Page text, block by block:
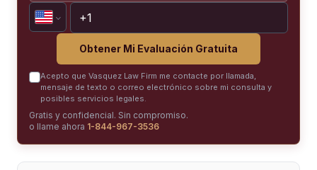
Obtener Mi Evaluación Gratuita
Acepto que Vasquez Law Firm me contacte por llamada,
mensaje de texto o correo electrónico sobre mi consulta y
posibles servicios legales.
Gratis y confidencial. Sin compromiso.
o llame ahora 1-844-967-3536